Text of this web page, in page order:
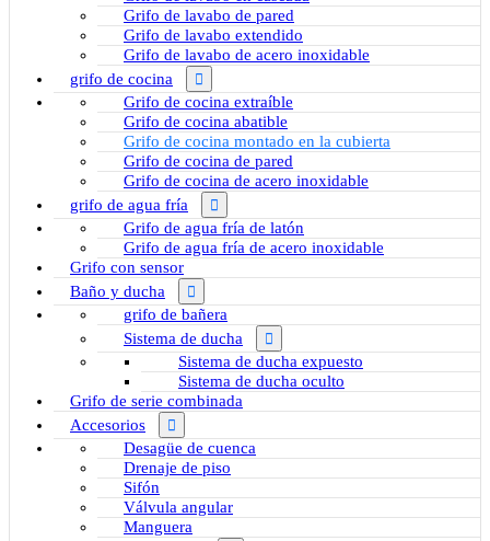
Grifo de lavabo de pared
Grifo de lavabo extendido
Grifo de lavabo de acero inoxidable
grifo de cocina
Grifo de cocina extraíble
Grifo de cocina abatible
Grifo de cocina montado en la cubierta
Grifo de cocina de pared
Grifo de cocina de acero inoxidable
grifo de agua fría
Grifo de agua fría de latón
Grifo de agua fría de acero inoxidable
Grifo con sensor
Baño y ducha
grifo de bañera
Sistema de ducha
Sistema de ducha expuesto
Sistema de ducha oculto
Grifo de serie combinada
Accesorios
Desagüe de cuenca
Drenaje de piso
Sifón
Válvula angular
Manguera